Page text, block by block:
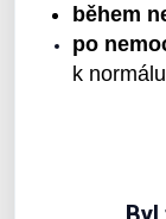
během
po
k normálu